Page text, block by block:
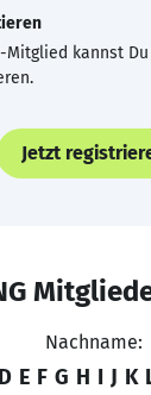
kannst Du
Jetzt
Nachname:
D E F G H I J K